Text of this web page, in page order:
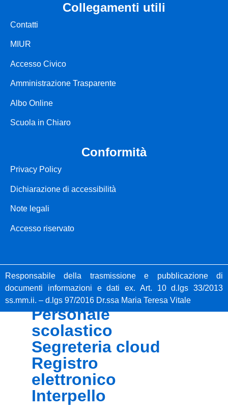
le nostre origini
Famiglie e studenti
Percorsi di studio
panoramica
famiglie e
iscrizioni online
pago pa
personale
scolastico
segreteria cloud
registro
elettronico
interpello
collegamenti utili
Contatti
MIUR
Accesso Civico
Amministrazione Trasparente
Albo Online
Scuola in Chiaro
conformità
Privacy Policy
Dichiarazione di accessibilità
Note legali
Accesso riservato
Responsabile della trasmissione e pubblicazione di
documenti informazioni e dati ex. Art. 10 d.lgs 33/2013
ss.mm.ii. – d.lgs 97/2016 Dr.ssa Maria Teresa Vitale